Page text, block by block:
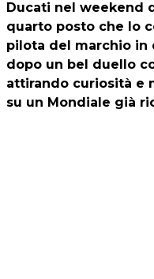
Ducati nel weekend
quarto posto che lo
pilota del marchio in
dopo un bel duello
attirando curiosità e
su un Mondiale già